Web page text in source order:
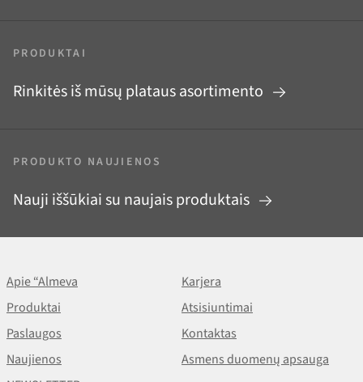
PRODUKTAI
Rinkitės iš mūsų plataus asortimento
PRODUKTO NAUJIENOS
Nauji iššūkiai su naujais produktais
Apie “Almeva
Karjera
Produktai
Atsisiuntimai
Paslaugos
Kontaktas
Naujienos
Asmens duomenų apsauga